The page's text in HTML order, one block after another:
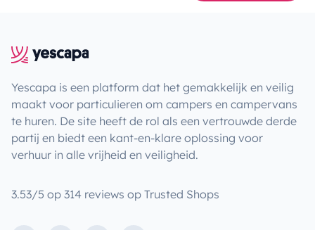
Yescapa is een platform dat het gemakkelijk en veilig
maakt voor particulieren om campers en campervans
te huren. De site heeft de rol als een vertrouwde derde
partij en biedt een kant-en-klare oplossing voor
verhuur in alle vrijheid en veiligheid.
3.53/5 op 314 reviews op Trusted Shops